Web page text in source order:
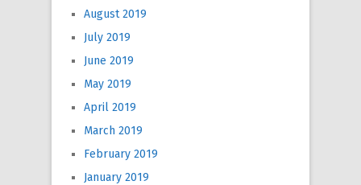
August 2019
July 2019
June 2019
May 2019
April 2019
March 2019
February 2019
January 2019